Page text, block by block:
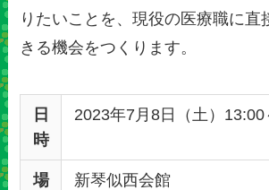
りたいことを、現役の医療職に直
きる機会をつくります。
日
時
2023年7月8日（土）13:00
場
新琴似西会館